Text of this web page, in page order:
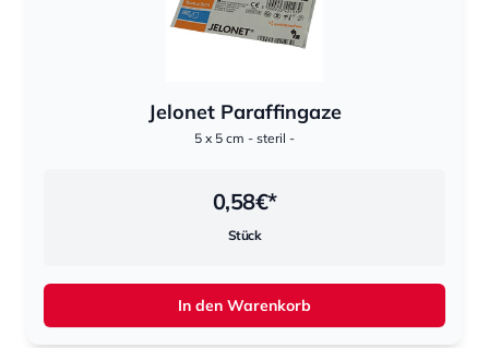
Jelonet Paraffingaze
5 x 5 cm - steril -
0,58€*
Stück
In den Warenkorb